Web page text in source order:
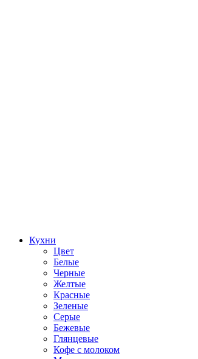
Кухни
Цвет
Белые
Черные
Желтые
Красные
Зеленые
Серые
Бежевые
Глянцевые
Кофе с молоком